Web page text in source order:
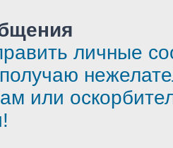
личные
или